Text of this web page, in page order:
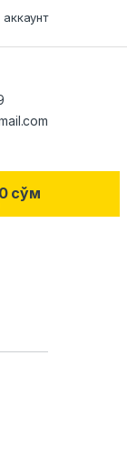
0 сўм